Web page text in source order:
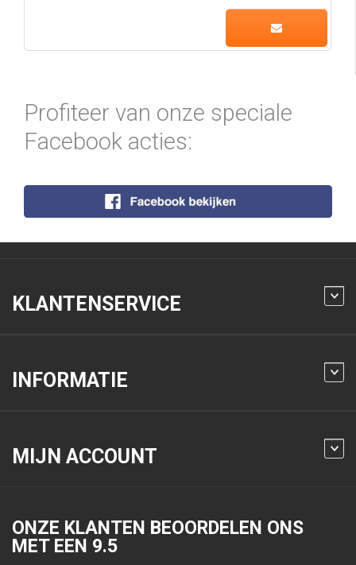
Profiteer van onze speciale
Facebook acties:
KLANTENSERVICE
INFORMATIE
MIJN ACCOUNT
ONZE KLANTEN BEOORDELEN ONS
MET EEN 9.5